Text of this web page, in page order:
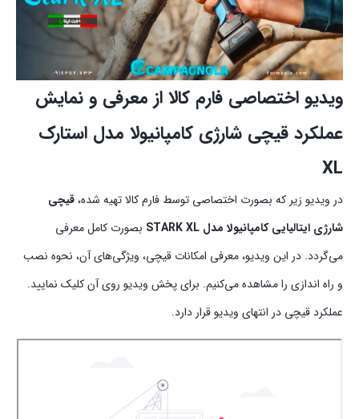
ویدیو اختصاصی فارم کالا از معرفی و نمایش
عملکرد قیچی شارژی کامپانیولا مدل استارک
XL
در ویدیو زیر که بصورت اختصاصی توسط فارم کالا تهیه شده،قیچی
شارژی ایتالیایی کامپانیولا مدل STARK XL
بصورت کامل معرفی
می‌گردد. در این ویدیو، معرفی امکانات قیچی، ویژگی‌های آن، نحوه نصب
و راه اندازی را مشاهده می‌کنیم. برای پخش ویدیو روی آن کلیک نمایید.
عملکرد قیچی در انتهای ویدیو قرار دارد.